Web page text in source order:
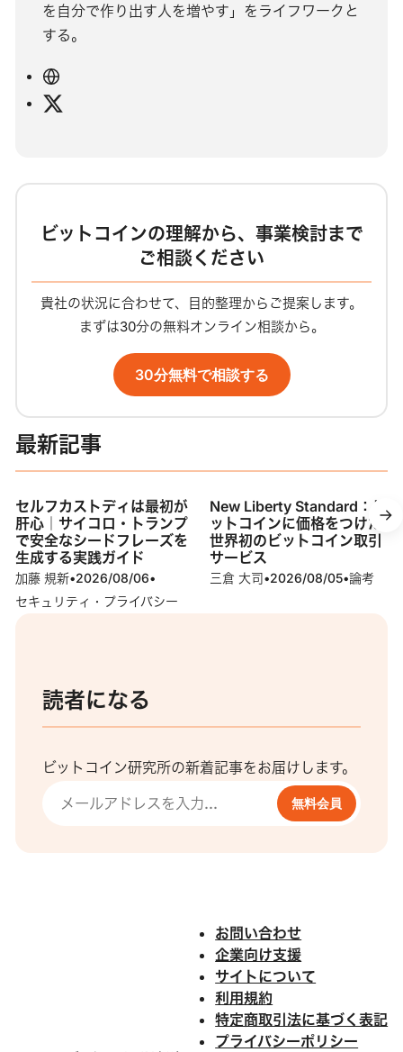
を自分で作り出す人を増やす」をライフワークと
する。
ウ
ェ
イ
ビットコインの理解から、事業検討まで
ご相談ください
貴社の状況に合わせて、目的整理からご提案します。
まずは30分の無料オンライン相談から。
30分無料で相談する
最新記事
セルフカストディは最初が
肝心｜サイコロ・トランプ
で安全なシードフレーズを
生成する実践ガイド
加藤 規新•2026/08/06•
セキュリティ・プライバシー
New Liberty Standard：ビ
ットコインに価格をつけた
世界初のビットコイン取引
サービス
三倉 大司•2026/08/05•論考
読者になる
ビットコイン研究所の新着記事をお届けします。
無料会員
お問い合わせ
企業向け支援
サイトについて
利用規約
特定商取引法に基づく表記
プライバシーポリシー